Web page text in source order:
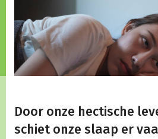
Door onze hectische
schiet onze slaap er